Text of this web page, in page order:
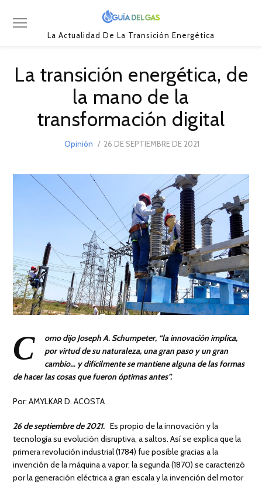
La Actualidad De La Transición Energética
La transición energética, de
la mano de la
transformación digital
Opinión
POSTED
26 DE SEPTIEMBRE DE 2021
2021
C
omo dijo Joseph A. Schumpeter, “la innovación implica,
por virtud de su naturaleza, una gran paso y un gran
cambio… y difícilmente se mantiene alguna de las formas
de hacer las cosas que fueron óptimas antes”.
Por: AMYLKAR D. ACOSTA
26 de septiembre de 2021. Es propio de la innovación y la
tecnología su evolución disruptiva, a saltos. Así se explica que la
primera revolución industrial (1784) fue posible gracias a la
invención de la máquina a vapor; la segunda (1870) se caracterizó
por la generación eléctrica a gran escala y la invención del motor